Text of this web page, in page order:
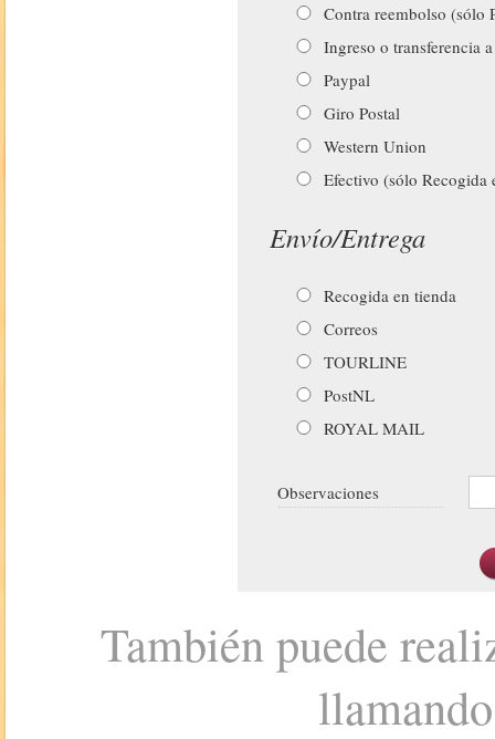
Contra reembolso (sólo
Ingreso o transferencia
Paypal
Giro Postal
Western Union
Efectivo (sólo Recogida
Envío/Entrega
Recogida en tienda
Correos
TOURLINE
PostNL
ROYAL MAIL
Observaciones
También puede